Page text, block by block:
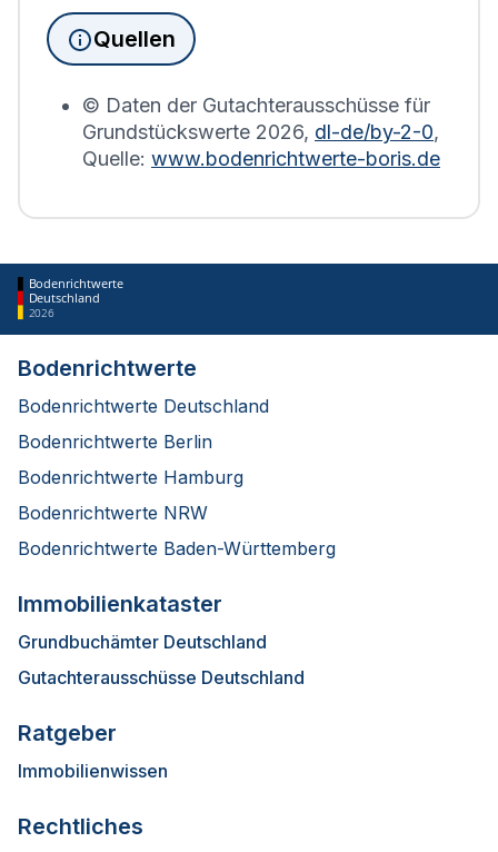
wird die Grundsteuererklärung auf Basis des
Bodenrichtwerts des entsprechenden Jahres
Quellen
© Daten der Gutachterausschüsse für
Grundstückswerte 2026, dl-de/by-2-0,
Quelle: www.bodenrichtwerte-boris.de
Bodenrichtwerte
Deutschland
2026
Bodenrichtwerte
Bodenrichtwerte Deutschland
Bodenrichtwerte Berlin
Bodenrichtwerte Hamburg
Bodenrichtwerte NRW
Bodenrichtwerte Baden-Württemberg
Immobilienkataster
Grundbuchämter Deutschland
Gutachterausschüsse Deutschland
Ratgeber
Immobilienwissen
Rechtliches